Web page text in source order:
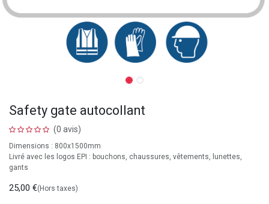
Safety gate autocollant
(0 avis)
Dimensions : 800x1500mm
Livré avec les logos EPI : bouchons, chaussures, vêtements, lunettes,
gants
25,00 €(Hors taxes)